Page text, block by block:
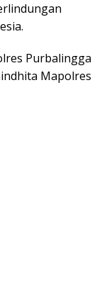
Purbalingga
Mapolres